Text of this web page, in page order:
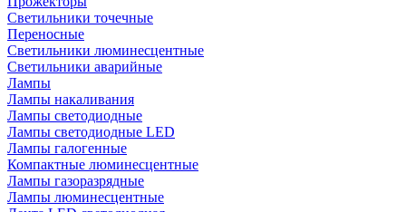
Cветильники точечные
Переносные
Светильники люминесцентные
Светильники аварийные
Лампы
Лампы накаливания
Лампы светодиодные
Лампы светодиодные LED
Лампы галогенные
Компактные люминесцентные
Лампы газоразрядные
Лампы люминесцентные